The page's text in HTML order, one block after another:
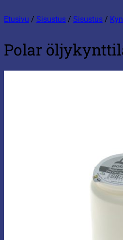
Etusivu / Sisustus / Sisustus /
Polar